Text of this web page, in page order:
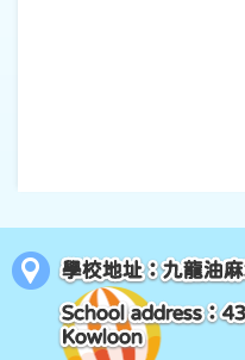
學校地址：九龍油
School address：
Kowloon